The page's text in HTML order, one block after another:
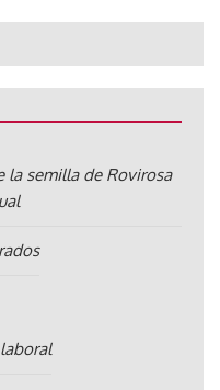
la semilla de Rovirosa